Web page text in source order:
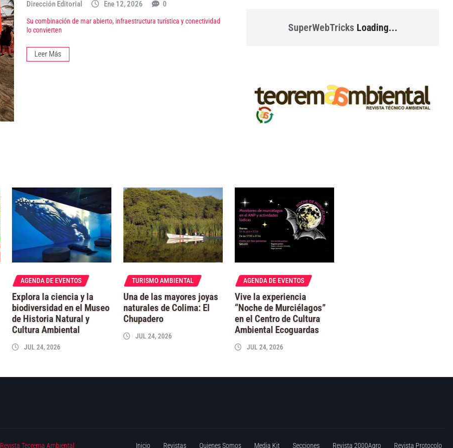
Dirección Editorial Ene 12, 2026 0
Su combinación de mar abierto, infraestructura turística y conectividad
lo convierten
Leer Más
SuperWebTricksLoading...
AGENDA DE EVENTOS
Explora la ciencia y la
biodiversidad en el Museo
de Historia Natural y
Cultura Ambiental
JUL 24, 2026
TURISMO AMBIENTAL
Una de las mayores joyas
naturales de Colima: El
Chupadero
JUL 24, 2026
AGENDA DE EVENTOS
Vive la experiencia
“Noche de Murciélagos”
en el Centro de Cultura
Ambiental Ecoguardas
JUL 24, 2026
Revista Teorema Ambiental Inicio Revistas Quienes Somos Media Kit Secciones Revista 2000Agro Revista Protocolo